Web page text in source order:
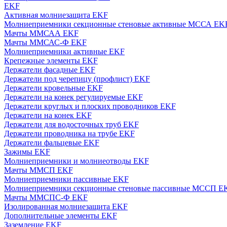
EKF
Активная молниезащита EKF
Молниеприемники секционные стеновые активные МССА
Мачты ММСАА EKF
Мачты ММСАС-Ф EKF
Молниеприемники активные EKF
Крепежные элементы EKF
Держатели фасадные EKF
Держатели под черепицу (профлист) EKF
Держатели кровельные EKF
Держатели на конек регулируемые EKF
Держатели круглых и плоских проводников EKF
Держатели на конек EKF
Держатели для водосточных труб EKF
Держатели проводника на трубе EKF
Держатели фальцевые EKF
Зажимы EKF
Молниеприемники и молниеотводы EKF
Мачты ММСП EKF
Молниеприемники пассивные EKF
Молниеприемники секционные стеновые пассивные МССП
Мачты ММСПС-Ф EKF
Изолированная молниезащита EKF
Дополнительные элементы EKF
Заземление EKF